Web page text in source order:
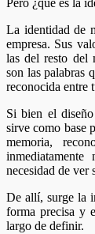
Pero ¿qué es la
La identidad de
empresa. Sus
las del resto del
son las palabras
reconocida entre
Si bien el
sirve como base
memoria,
necesidad de ver
De allí, surge la
forma precisa y
largo de definir.